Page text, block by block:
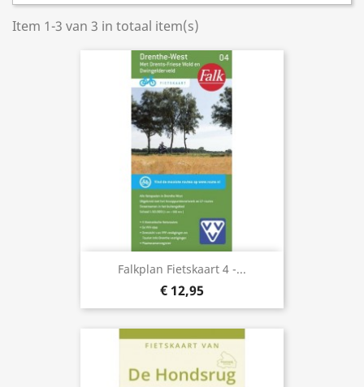
Item 1-3 van 3 in totaal item(s)
Falkplan Fietskaart 4 -...
€ 12,95